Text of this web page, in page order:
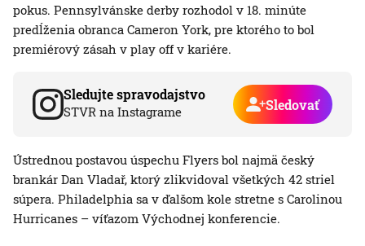
pokus. Pennsylvánske derby rozhodol v 18. minúte
predĺženia obranca Cameron York, pre ktorého to bol
premiérový zásah v play off v kariére.
Sledujte spravodajstvo
STVR na Instagrame Sledovať
Ústrednou postavou úspechu Flyers bol najmä český
brankár Dan Vladař, ktorý zlikvidoval všetkých 42 striel
súpera. Philadelphia sa v ďalšom kole stretne s Carolinou
Hurricanes – víťazom Východnej konferencie.